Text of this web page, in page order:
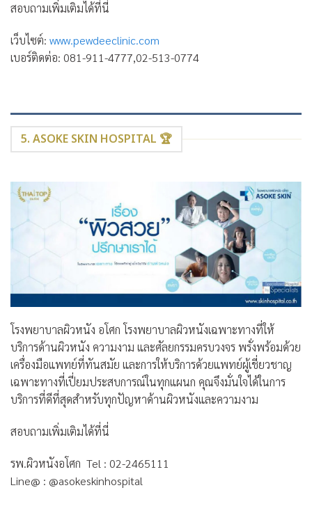
สอบถามเพิ่มเติมได้ที่นี่
เว็บไซต์: www.pewdeeclinic.com
เบอร์ติดต่อ: 081-911-4777,02-513-0774
5. ASOKE SKIN HOSPITAL 🏆
โรงพยาบาลผิวหนัง อโศก โรงพยาบาลผิวหนังเฉพาะทางที่ให้
บริการด้านผิวหนัง ความงาม และศัลยกรรมครบวงจร พรั่งพร้อมด้วย
เครื่องมือแพทย์ที่ทันสมัย และการให้บริการด้วยแพทย์ผู้เชี่ยวชาญ
เฉพาะทางที่เปี่ยมประสบการณ์ในทุกแผนก คุณจึงมั่นใจได้ในการ
บริการที่ดีที่สุดสำหรับทุกปัญหาด้านผิวหนังและความงาม
สอบถามเพิ่มเติมได้ที่นี่
รพ.ผิวหนังอโศก Tel : 02-2465111
Line@ : @asokeskinhospital